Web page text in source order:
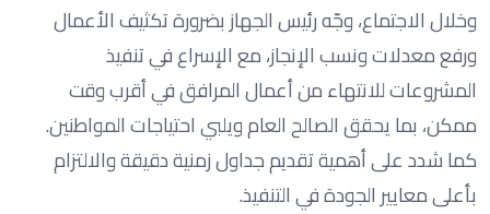
وخلال الاجتماع، وجّه رئيس الجهاز بضرورة تكثيف الأعمال
ورفع معدلات ونسب الإنجاز، مع الإسراع في تنفيذ
المشروعات للانتهاء من أعمال المرافق في أقرب وقت
ممكن، بما يحقق الصالح العام ويلبي احتياجات المواطنين.
كما شدد على أهمية تقديم جداول زمنية دقيقة والالتزام
بأعلى معايير الجودة في التنفيذ.